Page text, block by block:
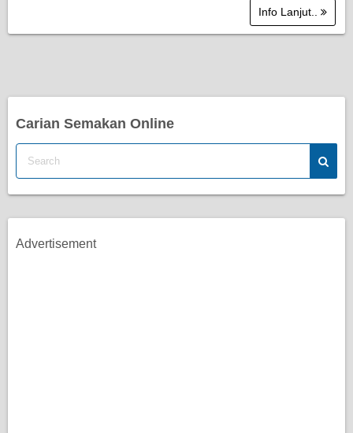
Info Lanjut..
Carian Semakan Online
Advertisement